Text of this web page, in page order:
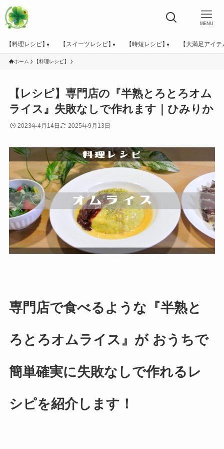
MENU
【料理レシピ】 【スイーツレシピ】 【時短レシピ】 【大満足アイテ
ホーム 【料理レシピ】
【レシピ】専門店の『半熟とろとろオム
ライス』失敗なしで作れます｜ひみりか
2023年4月14日 2025年9月13日
専門店で食べるような『半熟と
ろとろオムライス』が おうちで
簡単確実に失敗なしで作れるレ
シピを紹介します！